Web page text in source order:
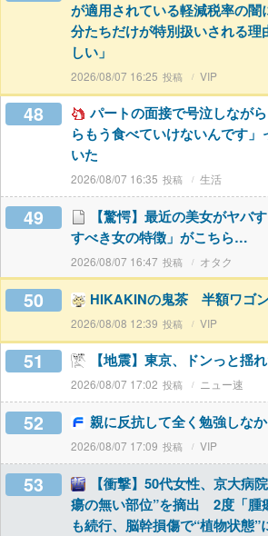
が適用されている軽減税率の闇
分たちだけが特別扱いされる理
しい」
2026/08/07 16:25 VIP
48
パートの面接で号泣しなが
らもう食べていけないんです
いた
2026/08/07 16:35 生活
49
【驚愕】最近の美女がヤバ
すべき女の特徴」がこちら…
2026/08/07 16:47 オタク
50 HIKAKINの鬼茶 半額ワゴ
2026/08/08 12:39 VIP
51 【地震】東京、ドンっと揺
2026/08/07 17:02 ニュー速
52 親に反抗して全く勉強しな
2026/08/07 17:09 VIP
53
【衝撃】50代女性、京大病
瘍の無い部位”を摘出 2度「腫
も続行、脳幹損傷で“植物状態”